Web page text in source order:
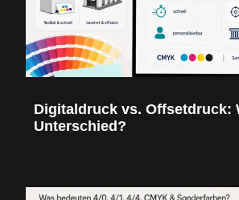
Digitaldruck vs. Offsetdruck:
Unterschied?